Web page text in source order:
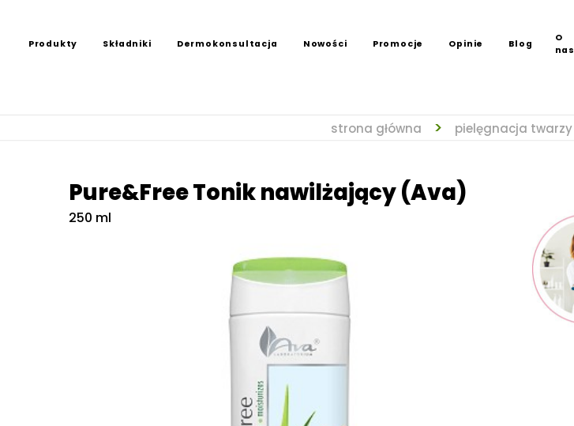
Produkty Składniki Dermokonsultacja Nowości Promocje Opinie Blog
O
nas
strona główna pielęgnacja twarzy
Pure&Free Tonik nawilżający (Ava)
250 ml